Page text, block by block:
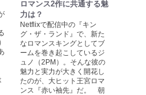
ロマンス2作に共通する魅
力は？
Netflixで配信中の『キン
グ・ザ・ランド』で、新た
なロマンスキングとしてブ
ームを巻き起こしているジ
ュノ（2PM）。そんな彼の
魅力と実力が大きく開花し
たのが、大ヒット王宮ロマ
ンス『赤い袖先』だ。 朝